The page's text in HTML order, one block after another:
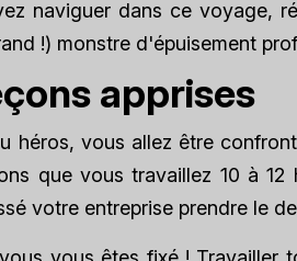
naviguer dans ce voyage,
!) monstre d'épuisement
apprises
héros, vous allez être
que vous travaillez 10 à 12
votre entreprise prendre le